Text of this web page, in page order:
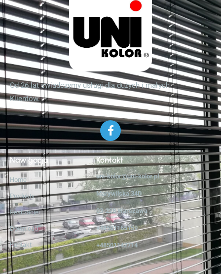
Od 26 lat świadczymy usługi dla dużych i małych
Klientów.
Nawigacja
Home
Produkty
Realizacje
Download
Kontakt
Kontakt
uni-kolor@uni-kolor.pl
Marywilska 34D
03-228 Warszawa
+48501165159
+48501142714